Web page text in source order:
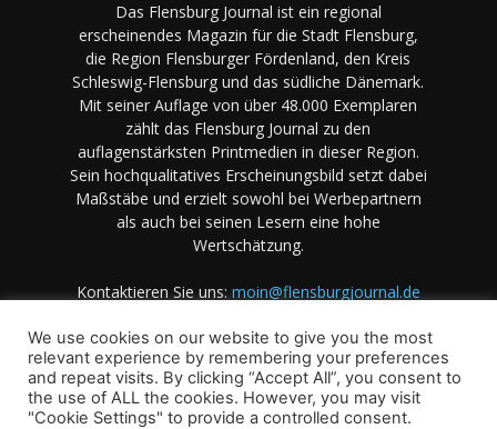
Das Flensburg Journal ist ein regional
erscheinendes Magazin für die Stadt Flensburg,
die Region Flensburger Fördenland, den Kreis
Schleswig-Flensburg und das südliche Dänemark.
Mit seiner Auflage von über 48.000 Exemplaren
zählt das Flensburg Journal zu den
auflagenstärksten Printmedien in dieser Region.
Sein hochqualitatives Erscheinungsbild setzt dabei
Maßstäbe und erzielt sowohl bei Werbepartnern
als auch bei seinen Lesern eine hohe
Wertschätzung.
Kontaktieren Sie uns: moin@flensburgjournal.de
We use cookies on our website to give you the most
relevant experience by remembering your preferences
and repeat visits. By clicking “Accept All”, you consent to
the use of ALL the cookies. However, you may visit
"Cookie Settings" to provide a controlled consent.